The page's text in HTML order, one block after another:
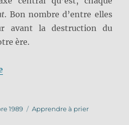
. Bon nombre d’entre elles
avant la destruction du
ère.
1989 Catégories
Apprendre à prier